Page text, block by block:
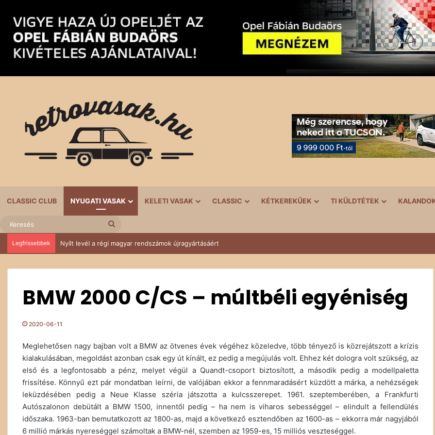
CLASSIC CLUB NYUGATI VASAK KELETI VASAK CLASSIC KÉTKEREKŰEK TI KÜLDTÉTEK
Legfrissebbek IV. Budakeszi Retro Autós és Ikarus találkozó – Suzukival a Sződy fivérek
BMW 2000 C/CS – múltbéli egyéniség
2020-06-11
Meglehetősen nagy bajban volt a BMW az ötvenes évek végéhez közeledve, több tényező is közrejátszott a krízis
kialakulásában, megoldást azonban csak egy út kínált, ez pedig a megújulás volt. Ehhez két dologra volt szükség, az
első és a legfontosabb a pénz, melyet végül a Quandt-csoport biztosított, a második pedig a modellpaletta
frissítése. Könnyű ezt pár mondatban leírni, de valójában ekkor a fennmaradásért küzdött a márka, a nehézségek
leküzdésében pedig a Neue Klasse széria játszotta a kulcsszerepet. 1961. szeptemberében, a Frankfurti
Autószalonon debütált a BMW 1500, innentől pedig – ha nem is viharos sebességgel – elindult a fellendülés
időszaka. 1963-ban bemutatkozott az 1800-as, majd a következő esztendőben az 1600-as – ekkorra már nagyjából
6 millió márkás nyereséggel számoltak a BMW-nél, szemben az 1959-es, 15 milliós veszteséggel.